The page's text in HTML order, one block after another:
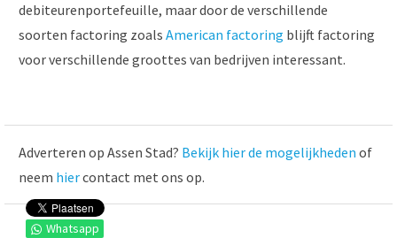
debiteurenportefeuille, maar door de verschillende
soorten factoring zoals American factoring blijft factoring
voor verschillende groottes van bedrijven interessant.
Whatsapp
Adverteren op Assen Stad? Bekijk hier de mogelijkheden of
neem hiercontact met ons op.